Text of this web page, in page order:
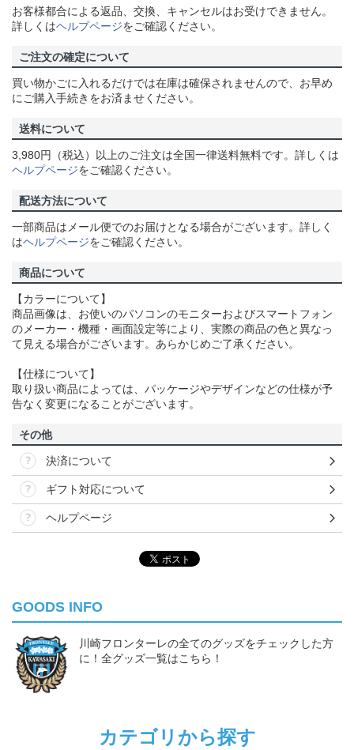
お客様都合による返品、交換、キャンセルはお受けできません。
詳しくはヘルプページをご確認ください。
ご注文の確定について
買い物かごに入れるだけでは在庫は確保されませんので、お早め
にご購入手続きをお済ませください。
送料について
3,980円（税込）以上のご注文は全国一律送料無料です。詳しくは
ヘルプページをご確認ください。
配送方法について
一部商品はメール便でのお届けとなる場合がございます。詳しく
はヘルプページをご確認ください。
商品について
【カラーについて】
商品画像は、お使いのパソコンのモニターおよびスマートフォン
のメーカー・機種・画面設定等により、実際の商品の色と異なっ
て見える場合がございます。あらかじめご了承ください。
【仕様について】
取り扱い商品によっては、パッケージやデザインなどの仕様が予
告なく変更になることがございます。
その他
決済について
ギフト対応について
ヘルプページ
GOODS INFO
川崎フロンターレの全てのグッズをチェックした方
に！全グッズ一覧はこちら！
カテゴリから探す